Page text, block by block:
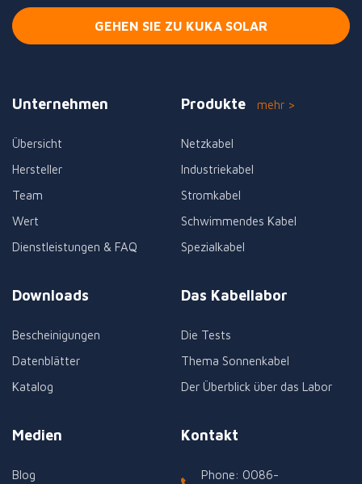
GEHEN SIE ZU KUKA SOLAR
Unternehmen
Übersicht
Hersteller
Team
Wert
Dienstleistungen & FAQ
Produkte mehr >
Netzkabel
Industriekabel
Stromkabel
Schwimmendes Kabel
Spezialkabel
Downloads
Bescheinigungen
Datenblätter
Katalog
Das Kabellabor
Die Tests
Thema Sonnenkabel
Der Überblick über das Labor
Medien
Blog
Kontakt
Phone: 0086-